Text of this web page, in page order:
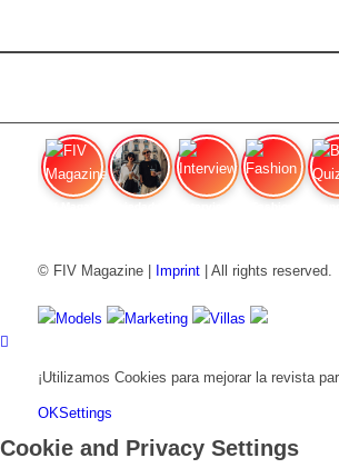
© FIV Magazine | Imprint| All rights reserved.
Models Marketing Villas
¡Utilizamos Cookies para mejorar la revista
OKSettings
Cookie and Privacy Settings